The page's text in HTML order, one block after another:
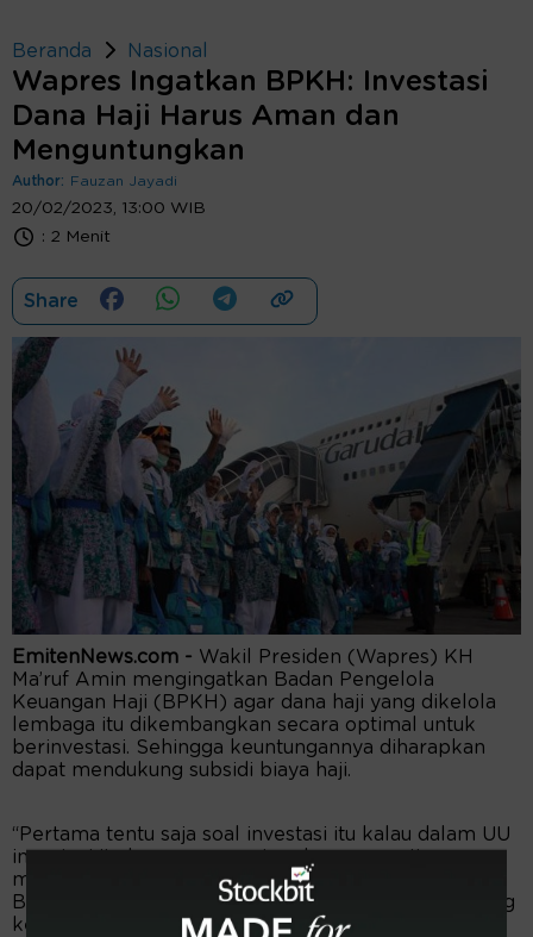
Beranda Nasional
Wapres Ingatkan BPKH: Investasi
Dana Haji Harus Aman dan
Menguntungkan
Author: Fauzan Jayadi
20/02/2023, 13:00 WIB
: 2 Menit
Share
EmitenNews.com - Wakil Presiden (Wapres) KH
Ma’ruf Amin mengingatkan Badan Pengelola
Keuangan Haji (BPKH) agar dana haji yang dikelola
lembaga itu dikembangkan secara optimal untuk
berinvestasi. Sehingga keuntungannya diharapkan
dapat mendukung subsidi biaya haji.
“Pertama tentu saja soal investasi itu kalau dalam UU
investasi itu harus menguntungkan, aman. Itu
memang butuh upaya-upaya yang lebih serius dari
BPKH,” tandasnya dalam keterangan saat berkunjung
ke Masjid Agung Cianjur, Minggu (19/02/2023).